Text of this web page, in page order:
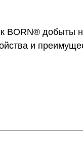
BORN® добыты
и